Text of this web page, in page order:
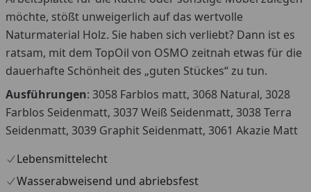
möchte, stößt unweigerlich auf das wertvolle
Naturmaterial Holz. Sie haben sich verliebt? Dann ist es
ratsam, mit dem TopOil von OSMO zeitnah etwas für die
dauerhafte Schönheit des „guten Stückes“ zu tun.
Ausführungen: 3058 Farblos matt, 3068 Natural, 3028
Farblos Seidenmatt, 3037 Weiß Seidenmatt, 3038 Terra
Seidenmatt, 3039 Graphit Seidenmatt, 3061 Akazie Matt
Lebensmittelecht
Wasserabweisend und abriebsfest